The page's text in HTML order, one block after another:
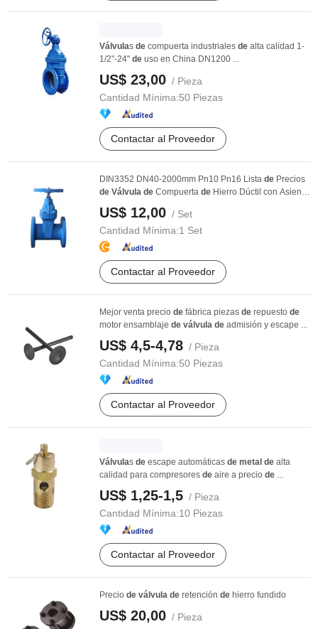
Válvulas de compuerta industriales de alta calidad 1-
1/2"-24" de uso en China DN1200 ...
US$ 23,00 / Pieza
Cantidad Mínima:50 Piezas
Contactar al Proveedor
DIN3352 DN40-2000mm Pn10 Pn16 Lista de Precios
de Válvula de Compuerta de Hierro Dúctil con Asiento
US$ 12,00 / Set
Cantidad Mínima:1 Set
Contactar al Proveedor
Mejor venta precio de fábrica piezas de repuesto de
motor ensamblaje de válvula de admisión y escape ...
US$ 4,5-4,78 / Pieza
Cantidad Mínima:50 Piezas
Contactar al Proveedor
Válvulas de escape automáticas de metal de alta
calidad para compresores de aire a precio de ...
US$ 1,25-1,5 / Pieza
Cantidad Mínima:10 Piezas
Contactar al Proveedor
Precio de válvula de retención de hierro fundido
US$ 20,00 / Pieza